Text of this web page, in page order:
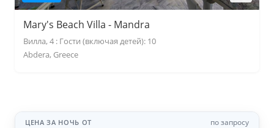
Mary's Beach Villa - Mandra
Вилла, 4 : Гости (включая детей): 10
Abdera, Greece
ЦЕНА ЗА НОЧЬ ОТ по запросу